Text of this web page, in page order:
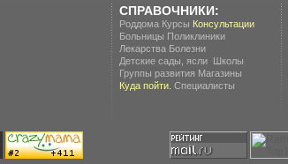
СПРАВОЧНИКИ:
Роддома Курсы Консультации
Больницы Поликлиники
Лекарства Болезни
Детские сады, ясли Школы
Группы развития Магазины
Куда пойти. Специалисты